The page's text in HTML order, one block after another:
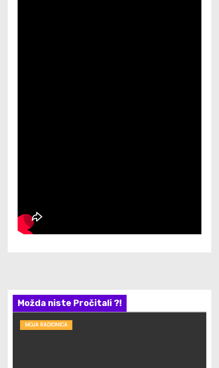
Možda niste Pročitali ?!
MOJA RADIONICA